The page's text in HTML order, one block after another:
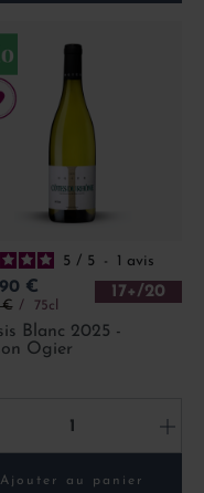
5 / 5 - 1 avis
€
base
€ 75cl
17+/20
Blanc 2025 -
Ogier
+
Ajouter au panier